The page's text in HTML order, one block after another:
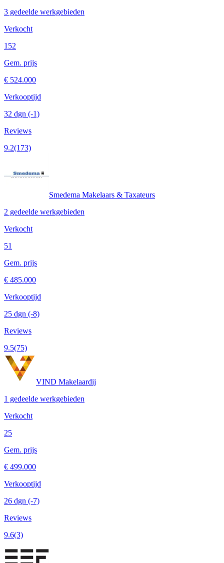
3 gedeelde werkgebieden
Verkocht
152
Gem. prijs
€ 524.000
Verkooptijd
32 dgn (-1)
Reviews
9.2(173)
Smedema Makelaars & Taxateurs
2 gedeelde werkgebieden
Verkocht
51
Gem. prijs
€ 485.000
Verkooptijd
25 dgn (-8)
Reviews
9.5(75)
VIND Makelaardij
1 gedeelde werkgebieden
Verkocht
25
Gem. prijs
€ 499.000
Verkooptijd
26 dgn (-7)
Reviews
9.6(3)